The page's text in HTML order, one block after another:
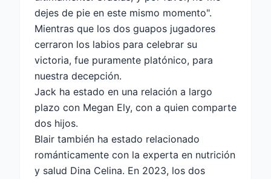
dejes de pie en este mismo momento".
Mientras que los dos guapos jugadores
cerraron los labios para celebrar su
victoria, fue puramente platónico, para
nuestra decepción.
Jack ha estado en una relación a largo
plazo con Megan Ely, con a quien comparte
dos hijos.
Blair también ha estado relacionado
románticamente con la experta en nutrición
y salud Dina Celina. En 2023, los dos